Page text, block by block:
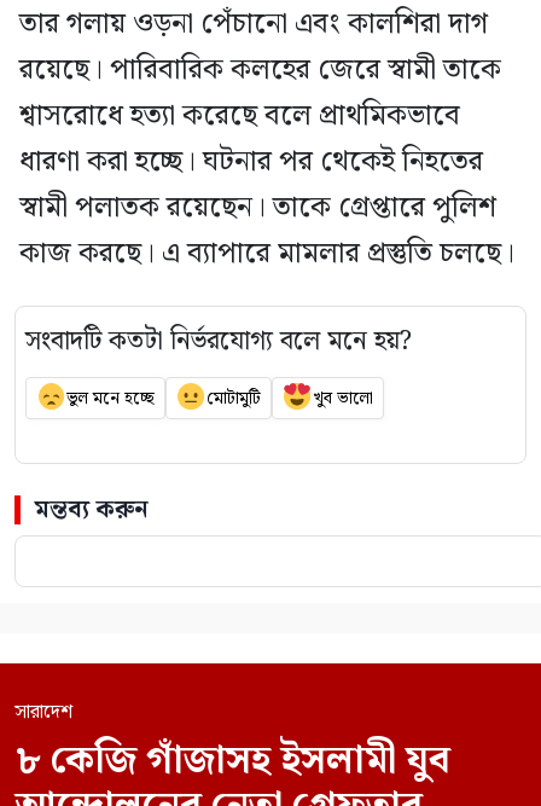
তার গলায় ওড়না পেঁচানো এবং কালশিরা দাগ
রয়েছে। পারিবারিক কলহের জেরে স্বামী তাকে
শ্বাসরোধে হত্যা করেছে বলে প্রাথমিকভাবে
ধারণা করা হচ্ছে। ঘটনার পর থেকেই নিহতের
স্বামী পলাতক রয়েছেন। তাকে গ্রেপ্তারে পুলিশ
কাজ করছে। এ ব্যাপারে মামলার প্রস্তুতি চলছে।
সংবাদটি কতটা নির্ভরযোগ্য বলে মনে হয়?
ভুল মনে হচ্ছে মোটামুটি খুব ভালো
মন্তব্য করুন
সারাদেশ
৮ কেজি গাঁজাসহ ইসলামী যুব